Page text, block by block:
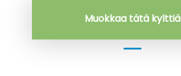
Muokkaa tätä kylttiä